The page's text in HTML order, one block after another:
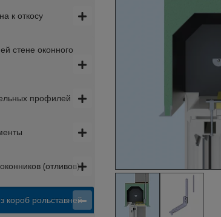
к откосу
стене оконного
профилей
(отливов)
короб рольставней